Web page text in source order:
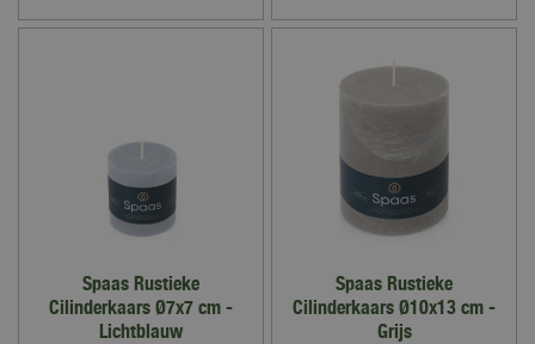
Spaas Rustieke
Cilinderkaars Ø7x7 cm -
Lichtblauw
Spaas Rustieke
Cilinderkaars Ø10x13 cm -
Grijs